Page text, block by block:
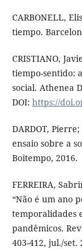
CARBONELL,
tiempo.
CRISTIANO,
tiempo-sentido:
social. Athenea
DOI: https://
DARDOT,
ensaio sobre a
Boitempo, 2016.
FERREIRA,
“Não é um ano
temporalidades
pandêmicos.
403-412, jul./set.